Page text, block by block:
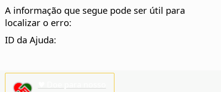
A informação que segue pode ser útil para
localizar o erro:
ID da Ajuda: